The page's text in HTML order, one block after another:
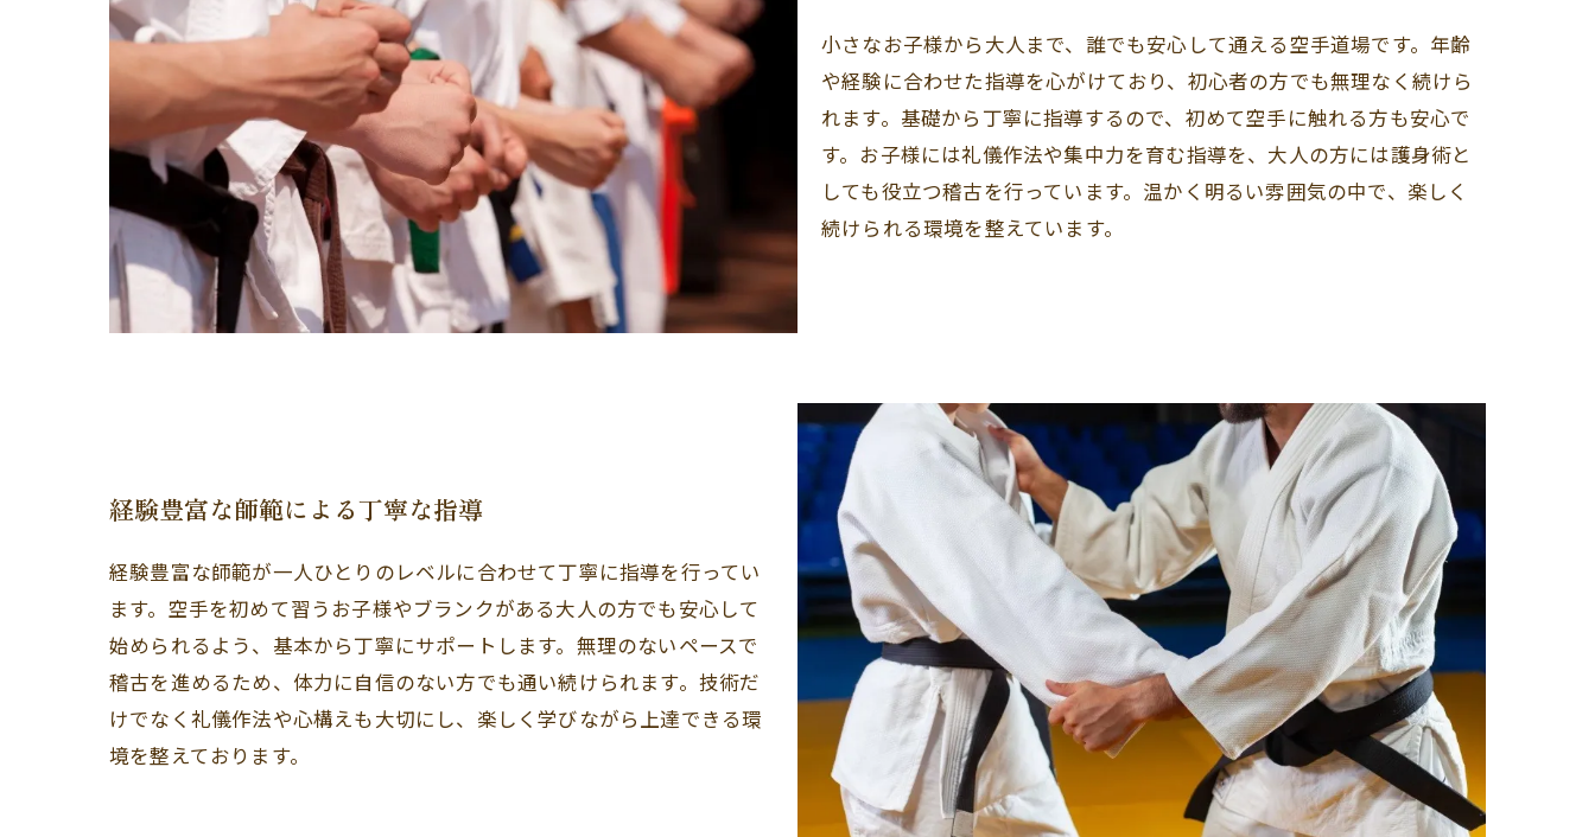
小さなお子様から大人まで、誰でも安心して通える空手道場です。年齢
や経験に合わせた指導を心がけており、初心者の方でも無理なく続けら
れます。基礎から丁寧に指導するので、初めて空手に触れる方も安心で
す。お子様には礼儀作法や集中力を育む指導を、大人の方には護身術と
しても役立つ稽古を行っています。温かく明るい雰囲気の中で、楽しく
続けられる環境を整えています。
経験豊富な師範による丁寧な指導
経験豊富な師範が一人ひとりのレベルに合わせて丁寧に指導を行ってい
ます。空手を初めて習うお子様やブランクがある大人の方でも安心して
始められるよう、基本から丁寧にサポートします。無理のないペースで
稽古を進めるため、体力に自信のない方でも通い続けられます。技術だ
けでなく礼儀作法や心構えも大切にし、楽しく学びながら上達できる環
境を整えております。
お問い合わせはこちら